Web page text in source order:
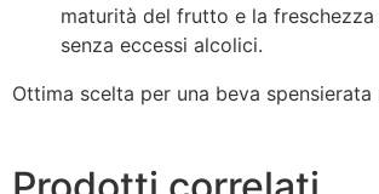
maturità del frutto e la freschezza
senza eccessi alcolici.
Ottima scelta per una beva spensierata